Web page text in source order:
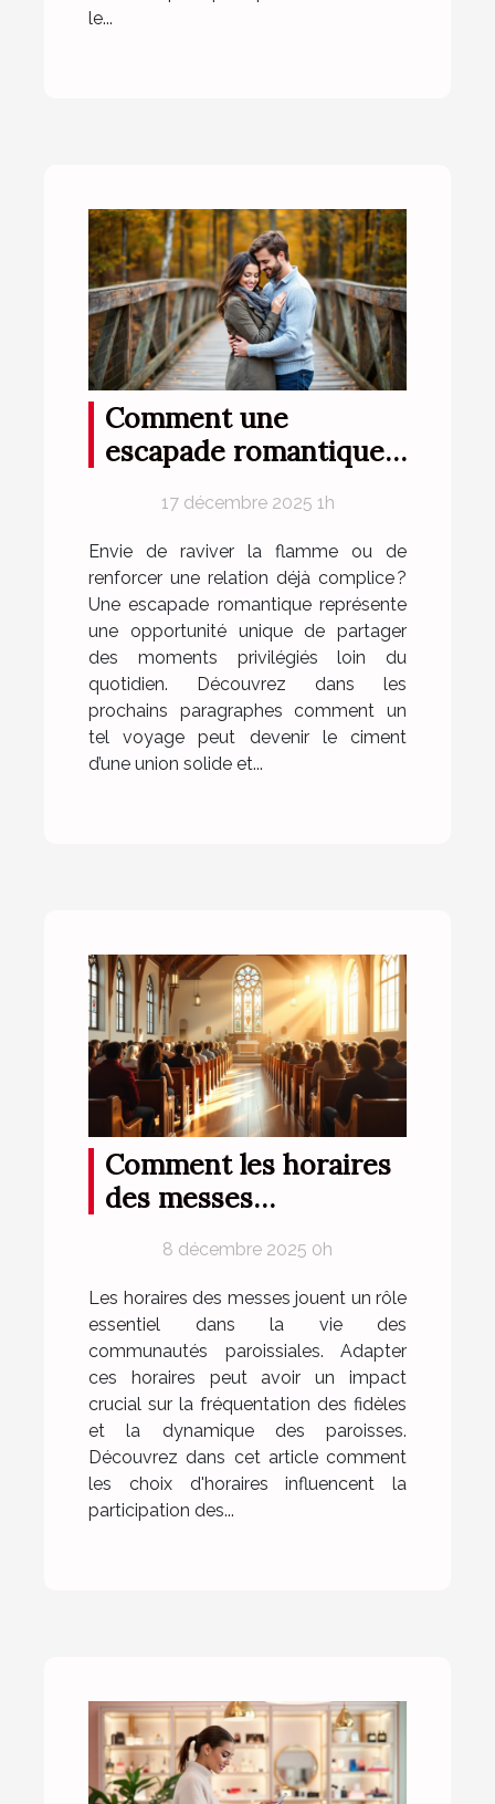
le...
Comment une
escapade romantique
complicité?
17 décembre 2025 1h
Envie de raviver la flamme ou de
renforcer une relation déjà complice ?
Une escapade romantique représente
une opportunité unique de partager
des moments privilégiés loin du
quotidien. Découvrez dans les
prochains paragraphes comment un
tel voyage peut devenir le ciment
d’une union solide et...
Comment les horaires
des messes
fréquentation des
paroissiens ?
8 décembre 2025 0h
Les horaires des messes jouent un rôle
essentiel dans la vie des
communautés paroissiales. Adapter
ces horaires peut avoir un impact
crucial sur la fréquentation des fidèles
et la dynamique des paroisses.
Découvrez dans cet article comment
les choix d'horaires influencent la
participation des...